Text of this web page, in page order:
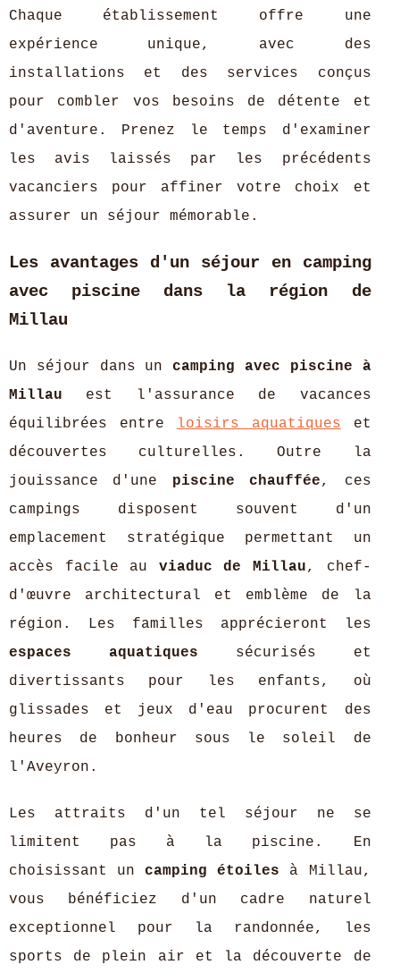
Chaque établissement offre une
expérience unique, avec des
installations et des services conçus
pour combler vos besoins de détente et
d'aventure. Prenez le temps d'examiner
les avis laissés par les précédents
vacanciers pour affiner votre choix et
assurer un séjour mémorable.
Les avantages d'un séjour en camping
avec piscine dans la région de
Millau
Un séjour dans uncamping avec piscine à
Millau est l'assurance de vacances
équilibrées entre
loisirs aquatiques et
découvertes culturelles. Outre la
jouissance d'une piscine chauffée, ces
campings disposent souvent d'un
emplacement stratégique permettant un
accès facile au viaduc de Millau, chef-
d'œuvre architectural et emblème de la
région. Les familles apprécieront les
espaces aquatiques sécurisés et
divertissants pour les enfants, où
glissades et jeux d'eau procurent des
heures de bonheur sous le soleil de
l'Aveyron.
Les attraits d'un tel séjour ne se
limitent pas à la piscine. En
choisissant uncamping étoiles à Millau,
vous bénéficiez d'un cadre naturel
exceptionnel pour la randonnée, les
sports de plein air et la découverte de